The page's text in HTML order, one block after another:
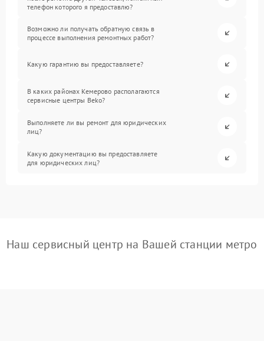
телефон которого я предоставлю?
Возможно ли получать обратную связь в
процессе выполнения ремонтных работ?
Какую гарантию вы предоставляете?
В каких районах Кемерово располагаются
сервисные центры Beko?
Выполняете ли вы ремонт для юридических
лиц?
Какую документацию вы предоставляете
для юридических лиц?
Наш сервисный центр на Вашей станции метро